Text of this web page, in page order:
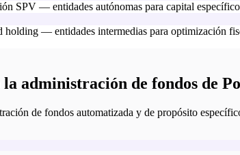
SPV — entidades autónomas para capital
holding — entidades intermedias para optimización
la administración de fondos de
de fondos automatizada y de propósito